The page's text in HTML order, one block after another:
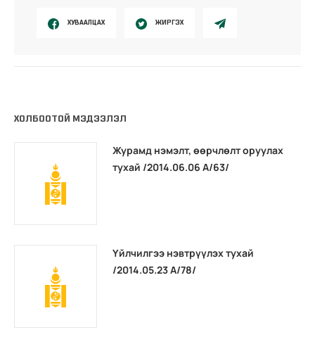
ХУВААЛЦАХ ЖИРГЭХ
ХОЛБООТОЙ МЭДЭЭЛЭЛ
Журамд нэмэлт, өөрчлөлт оруулах
тухай /2014.06.06 А/63/
Үйлчилгээ нэвтрүүлэх тухай
/2014.05.23 А/78/